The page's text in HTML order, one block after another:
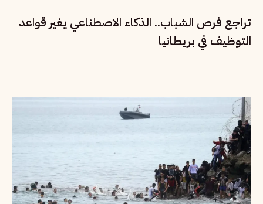
تراجع فرص الشباب.. الذكاء الاصطناعي يغير قواعد
التوظيف في بريطانيا